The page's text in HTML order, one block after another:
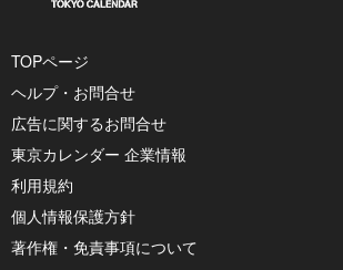
TOPページ
ヘルプ・お問合せ
広告に関するお問合せ
東京カレンダー 企業情報
利用規約
個人情報保護方針
著作権・免責事項について